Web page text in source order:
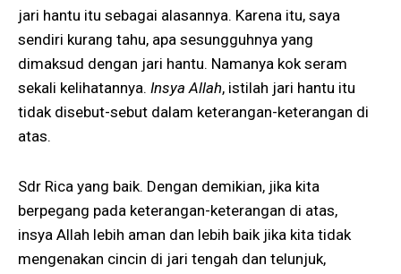
jari hantu itu sebagai alasannya. Karena itu, saya
sendiri kurang tahu, apa sesungguhnya yang
dimaksud dengan jari hantu. Namanya kok seram
sekali kelihatannya. Insya Allah, istilah jari hantu itu
tidak disebut-sebut dalam keterangan-keterangan di
atas.
Sdr Rica yang baik. Dengan demikian, jika kita
berpegang pada keterangan-keterangan di atas,
insya Allah lebih aman dan lebih baik jika kita tidak
mengenakan cincin di jari tengah dan telunjuk,